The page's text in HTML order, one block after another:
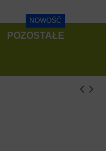
POZOSTAŁE
NOWOŚĆ